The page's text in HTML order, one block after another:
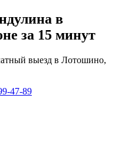
в
за 15 минут
выезд в Лотошино,
47-89